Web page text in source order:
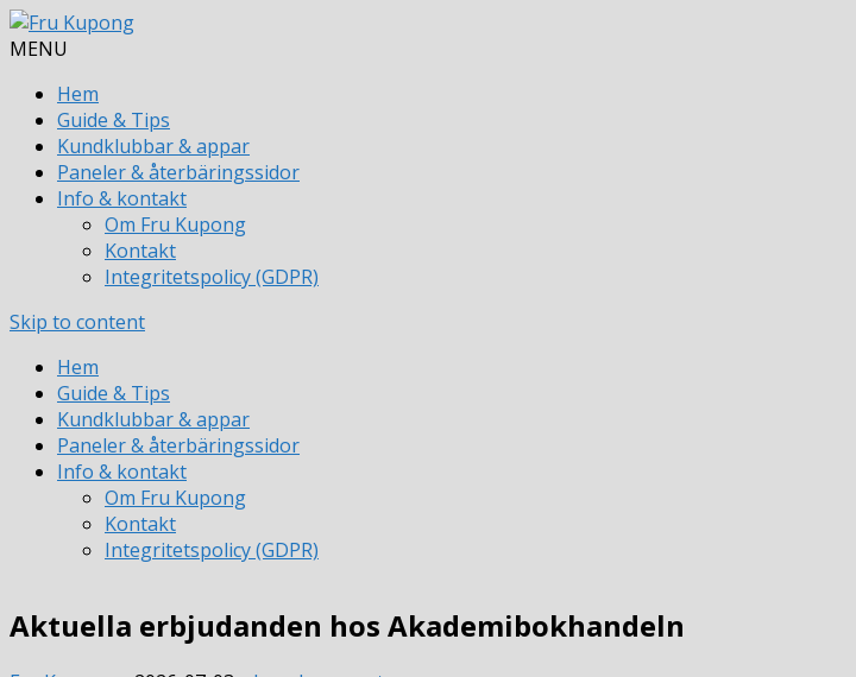
MENU
Hem
Guide & Tips
Kundklubbar & appar
Paneler & återbäringssidor
Info & kontakt
Om Fru Kupong
Kontakt
Integritetspolicy (GDPR)
Skip to content
Hem
Guide & Tips
Kundklubbar & appar
Paneler & återbäringssidor
Info & kontakt
Om Fru Kupong
Kontakt
Integritetspolicy (GDPR)
Aktuella erbjudanden hos Akademibokhandeln